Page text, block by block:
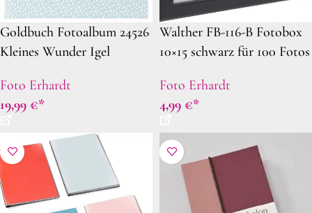
Goldbuch Fotoalbum 24526
Kleines Wunder Igel
Foto Erhardt
19,99 €
Walther FB-116-B Fotobox
10×15 schwarz für 100 Fotos
Foto Erhardt
4,99 €